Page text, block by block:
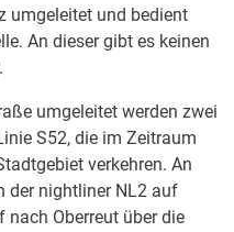
umgeleitet und bedient
An dieser gibt es keinen
umgeleitet werden zwei
S52, die im Zeitraum
verkehren. An
der nightliner NL2 auf
Oberreut über die